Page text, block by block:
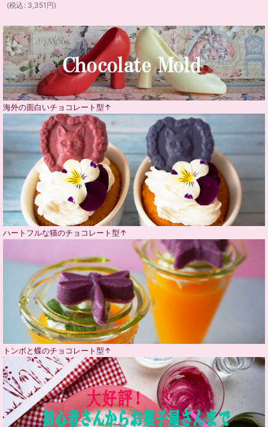
(税込 : 3,351 円)
海外の面白いチョコレート型↑
ハートフルな猫のチョコレート型↑
トンボと蝶のチョコレート型↑